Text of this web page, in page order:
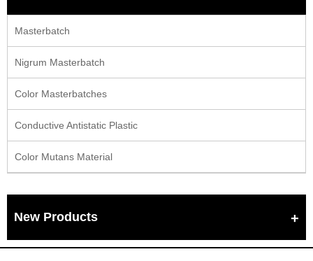
Masterbatch
Nigrum Masterbatch
Color Masterbatches
Conductive Antistatic Plastic
Color Mutans Material
New Products